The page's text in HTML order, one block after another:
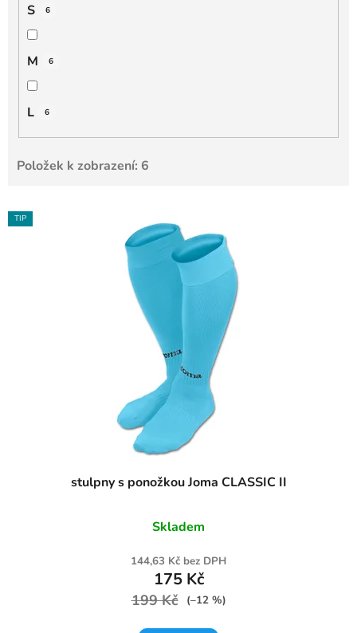
S 6
M 6
L 6
Položek k zobrazení: 6
V
ý
TIP
stulpny s ponožkou Joma CLASSIC II
Skladem
144,63 Kč bez DPH
175 Kč
199 Kč (–12 %)